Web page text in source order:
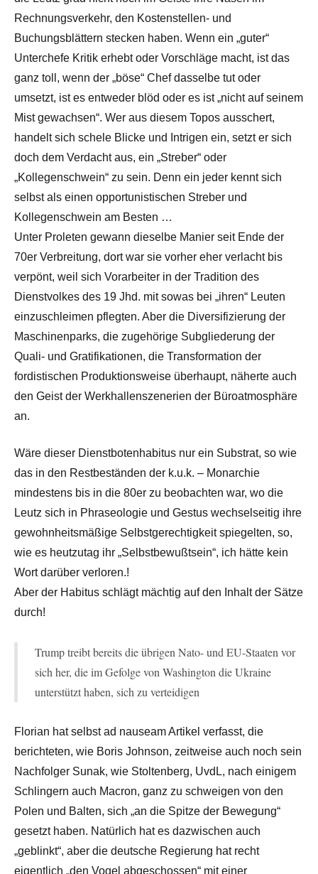
Rechnungsverkehr, den Kostenstellen- und
Buchungsblättern stecken haben. Wenn ein „guter“
Unterchefe Kritik erhebt oder Vorschläge macht, ist das
ganz toll, wenn der „böse“ Chef dasselbe tut oder
umsetzt, ist es entweder blöd oder es ist „nicht auf seinem
Mist gewachsen“. Wer aus diesem Topos ausschert,
handelt sich schele Blicke und Intrigen ein, setzt er sich
doch dem Verdacht aus, ein „Streber“ oder
„Kollegenschwein“ zu sein. Denn ein jeder kennt sich
selbst als einen opportunistischen Streber und
Kollegenschwein am Besten …
Unter Proleten gewann dieselbe Manier seit Ende der
70er Verbreitung, dort war sie vorher eher verlacht bis
verpönt, weil sich Vorarbeiter in der Tradition des
Dienstvolkes des 19 Jhd. mit sowas bei „ihren“ Leuten
einzuschleimen pflegten. Aber die Diversifizierung der
Maschinenparks, die zugehörige Subgliederung der
Quali- und Gratifikationen, die Transformation der
fordistischen Produktionsweise überhaupt, näherte auch
den Geist der Werkhallenszenerien der Büroatmosphäre
an.
Wäre dieser Dienstbotenhabitus nur ein Substrat, so wie
das in den Restbeständen der k.u.k. – Monarchie
mindestens bis in die 80er zu beobachten war, wo die
Leutz sich in Phraseologie und Gestus wechselseitig ihre
gewohnheitsmäßige Selbstgerechtigkeit spiegelten, so,
wie es heutzutag ihr „Selbstbewußtsein“, ich hätte kein
Wort darüber verloren.!
Aber der Habitus schlägt mächtig auf den Inhalt der Sätze
durch!
Trump treibt bereits die übrigen Nato- und EU-Staaten vor
sich her, die im Gefolge von Washington die Ukraine
unterstützt haben, sich zu verteidigen
Florian hat selbst ad nauseam Artikel verfasst, die
berichteten, wie Boris Johnson, zeitweise auch noch sein
Nachfolger Sunak, wie Stoltenberg, UvdL, nach einigem
Schlingern auch Macron, ganz zu schweigen von den
Polen und Balten, sich „an die Spitze der Bewegung“
gesetzt haben. Natürlich hat es dazwischen auch
„geblinkt“, aber die deutsche Regierung hat recht
eigentlich „den Vogel abgeschossen“ mit einer